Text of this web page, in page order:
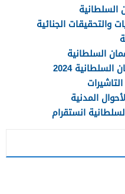
والتحقيقات الجنائية
السلطانية
2024
المدنية
انستقرام